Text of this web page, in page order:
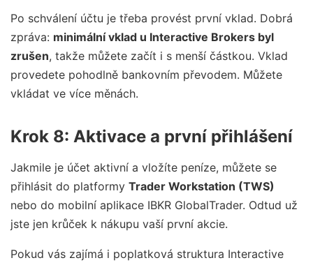
Po schválení účtu je třeba provést první vklad. Dobrá
zpráva: minimální vklad u Interactive Brokers byl
zrušen, takže můžete začít i s menší částkou. Vklad
provedete pohodlně bankovním převodem. Můžete
vkládat ve více měnách.
Krok 8: Aktivace a první přihlášení
Jakmile je účet aktivní a vložíte peníze, můžete se
přihlásit do platformy Trader Workstation (TWS)
nebo do mobilní aplikace IBKR GlobalTrader. Odtud už
jste jen krůček k nákupu vaší první akcie.
Pokud vás zajímá i poplatková struktura Interactive